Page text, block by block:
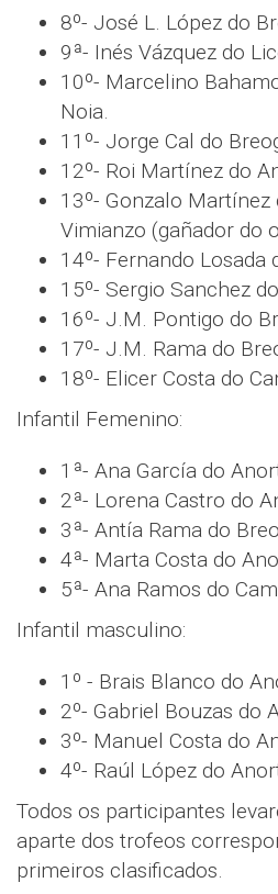
8º- José L. López do
9ª- Inés Vázquez do
10º- Marcelino
Noia.
11º- Jorge Cal do
12º- Roi Martínez do
13º- Gonzalo
Vimianzo (gañador do
14º- Fernando Losada
15º- Sergio Sanchez
16º- J.M. Pontigo do
17º- J.M. Rama do
18º- Elicer Costa do
Infantil Femenino:
1ª- Ana García do
2ª- Lorena Castro do
3ª- Antía Rama do
4ª- Marta Costa do
5ª- Ana Ramos do
Infantil masculino:
1º - Brais Blanco do
2º- Gabriel Bouzas do
3º- Manuel Costa do
4º- Raúl López do
Todos os participantes
aparte dos trofeos
primeiros clasificados.